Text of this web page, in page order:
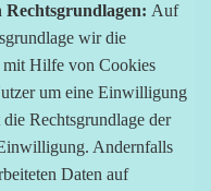
Rechtsgrundlagen: Auf
wir die
mit Hilfe von Cookies
um eine Einwilligung
Rechtsgrundlage der
Andernfalls
Daten auf